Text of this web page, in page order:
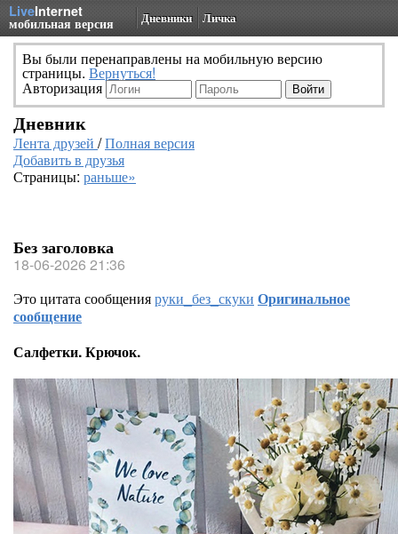
LiveInternet
мобильная версия Дневники Личка
Вы были перенаправлены на мобильную версию
страницы. Вернуться!
Авторизация
Дневник
Лента друзей /Полная версия
Добавить в друзья
Страницы: раньше»
Без заголовка
18-06-2026 21:36
Это цитата сообщенияруки_без_скуки Оригинальное
сообщение
Салфетки. Крючок.